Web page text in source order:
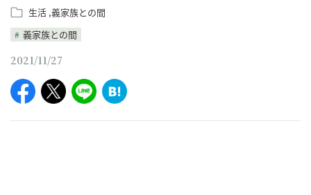
生活 義家族との間
義家族との間
2021/11/27